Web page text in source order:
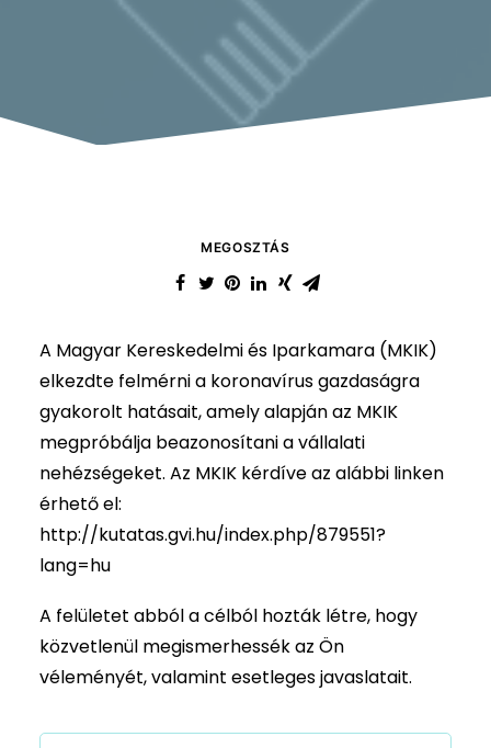
MEGOSZTÁS
A Magyar Kereskedelmi és Iparkamara (MKIK)
elkezdte felmérni a koronavírus gazdaságra
gyakorolt hatásait, amely alapján az MKIK
megpróbálja beazonosítani a vállalati
nehézségeket. Az MKIK kérdíve az alábbi linken
érhető el:
http://kutatas.gvi.hu/index.php/879551?
lang=hu
A felületet abból a célból hozták létre, hogy
közvetlenül megismerhessék az Ön
véleményét, valamint esetleges javaslatait.